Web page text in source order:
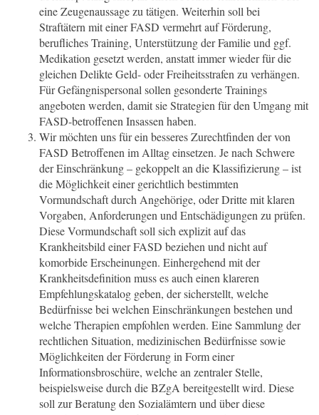
eine Zeugenaussage zu tätigen. Weiterhin soll bei
Straftätern mit einer FASD vermehrt auf Förderung,
berufliches Training, Unterstützung der Familie und ggf.
Medikation gesetzt werden, anstatt immer wieder für die
gleichen Delikte Geld- oder Freiheitsstrafen zu verhängen.
Für Gefängnispersonal sollen gesonderte Trainings
angeboten werden, damit sie Strategien für den Umgang mit
FASD-betroffenen Insassen haben.
Wir möchten uns für ein besseres Zurechtfinden der von
FASD Betroffenen im Alltag einsetzen. Je nach Schwere
der Einschränkung – gekoppelt an die Klassifizierung – ist
die Möglichkeit einer gerichtlich bestimmten
Vormundschaft durch Angehörige, oder Dritte mit klaren
Vorgaben, Anforderungen und Entschädigungen zu prüfen.
Diese Vormundschaft soll sich explizit auf das
Krankheitsbild einer FASD beziehen und nicht auf
komorbide Erscheinungen. Einhergehend mit der
Krankheitsdefinition muss es auch einen klareren
Empfehlungskatalog geben, der sicherstellt, welche
Bedürfnisse bei welchen Einschränkungen bestehen und
welche Therapien empfohlen werden. Eine Sammlung der
rechtlichen Situation, medizinischen Bedürfnisse sowie
Möglichkeiten der Förderung in Form einer
Informationsbroschüre, welche an zentraler Stelle,
beispielsweise durch die BZgA bereitgestellt wird. Diese
soll zur Beratung den Sozialämtern und über diese